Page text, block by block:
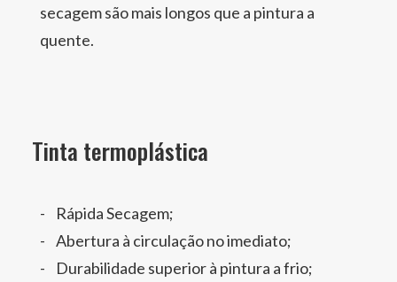
secagem são mais longos que a pintura a
quente.
Tinta termoplástica
Rápida Secagem;
Abertura à circulação no imediato;
Durabilidade superior à pintura a frio;